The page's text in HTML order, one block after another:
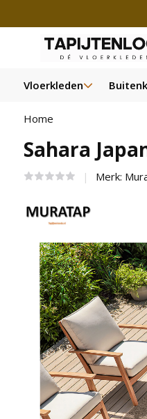
Vloerkleden
Home
Sahara
Merk: